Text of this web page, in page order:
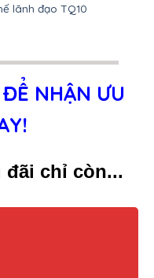
lãnh đạo TQ10
NHẬN ƯU
chỉ còn...